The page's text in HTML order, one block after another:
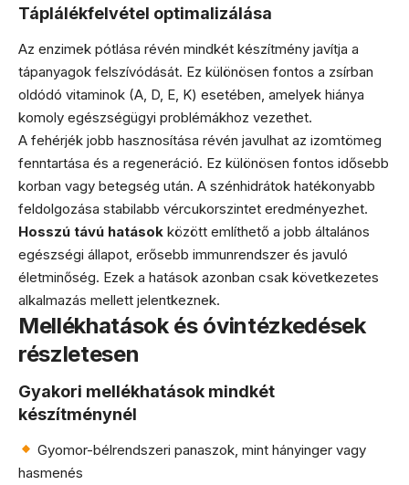
Táplálékfelvétel optimalizálása
Az enzimek pótlása révén mindkét készítmény javítja a
tápanyagok felszívódását. Ez különösen fontos a zsírban
oldódó vitaminok (A, D, E, K) esetében, amelyek hiánya
komoly egészségügyi problémákhoz vezethet.
A fehérjék jobb hasznosítása révén javulhat az izomtömeg
fenntartása és a regeneráció. Ez különösen fontos idősebb
korban vagy betegség után. A szénhidrátok hatékonyabb
feldolgozása stabilabb vércukorszintet eredményezhet.
Hosszú távú hatások között említhető a jobb általános
egészségi állapot, erősebb immunrendszer és javuló
életminőség. Ezek a hatások azonban csak következetes
alkalmazás mellett jelentkeznek.
Mellékhatások és óvintézkedések
részletesen
Gyakori mellékhatások mindkét
készítménynél
Gyomor-bélrendszeri panaszok, mint hányinger vagy
hasmenés